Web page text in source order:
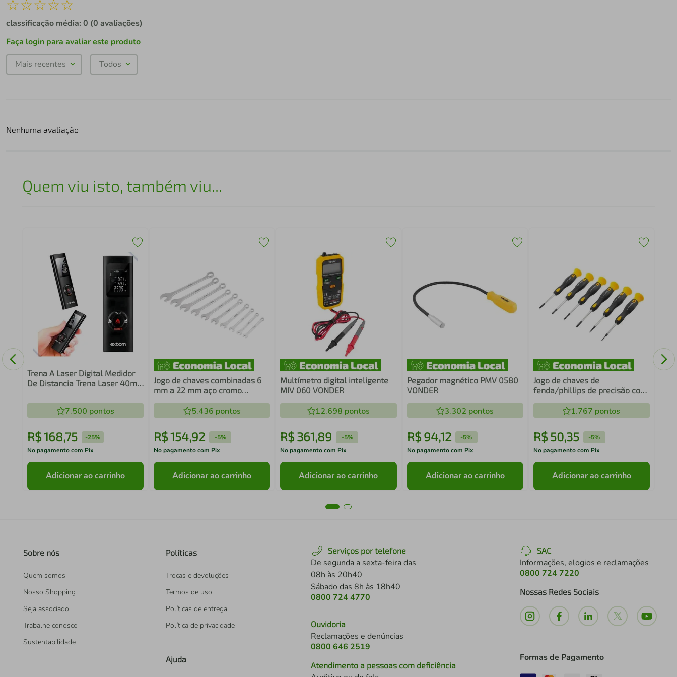
☆☆☆☆☆
classificação média: 0 (0 avaliações)
Faça login para avaliar este produto
Mais recentes Todos
Nenhuma avaliação
Quem viu isto, também viu...
Trena A Laser Digital Medidor
De Distancia Trena Laser 40m -
7.500 pontos
R$168,75 -25%
No pagamento com Pix
Adicionar ao carrinho
Jogo de chaves combinadas 6
mm a 22 mm aço cromo
5.436 pontos
R$154,92 -5%
No pagamento com Pix
Adicionar ao carrinho
Multímetro digital inteligente
MIV 060 VONDER
12.698 pontos
R$361,89 -5%
No pagamento com Pix
Adicionar ao carrinho
Pegador magnético PMV 0580
VONDER
3.302 pontos
R$ 94,12 -5%
No pagamento com Pix
Adicionar ao carrinho
Jogo de chaves de
fenda/phillips de precisão com
1.767 pontos
R$ 50,35 -5%
No pagamento com Pix
Adicionar ao carrinho
Sobre nós
Quem somos
Nosso Shopping
Seja associado
Trabalhe conosco
Sustentabilidade
Políticas
Trocas e devoluções
Termos de uso
Políticas de entrega
Política de privacidade
Ajuda
Serviços por telefone
De segunda a sexta-feira das
08h às 20h40
Sábado das 8h às 18h40
0800 724 4770
Ouvidoria
Reclamações e denúncias
0800 646 2519
Atendimento a pessoas com deficiência
SAC
Informações, elogios e reclamações
0800 724 7220
Nossas Redes Sociais
Formas de Pagamento